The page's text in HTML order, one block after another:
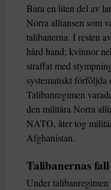
Bara en liten del av
Norra alliansen som
talibanerna. I resten
hård hand; kvinnor
straffat med
systematiskt förföljda
Talibanregimen
den militära Norra
NATO, åter tog
Afghanistan.
Talibanernas fall
Under